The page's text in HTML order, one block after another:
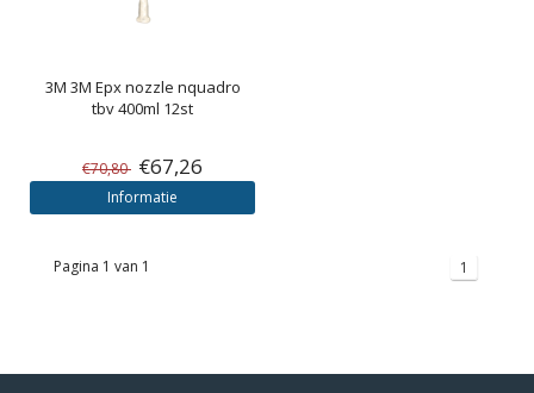
3M 3M Epx nozzle nquadro
tbv 400ml 12st
€70,80 €67,26
Informatie
Pagina 1 van 1 1